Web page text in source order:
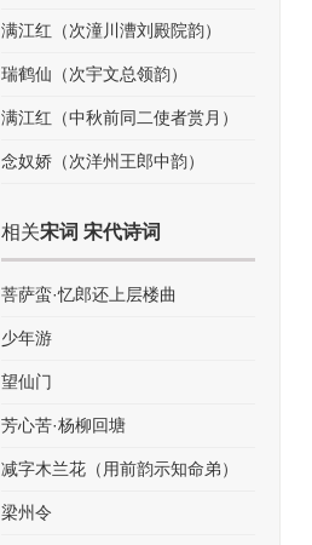
满江红（次潼川漕刘殿院韵）
瑞鹤仙（次宇文总领韵）
满江红（中秋前同二使者赏月）
念奴娇（次洋州王郎中韵）
相关宋词 宋代诗词
菩萨蛮·忆郎还上层楼曲
少年游
望仙门
芳心苦·杨柳回塘
减字木兰花（用前韵示知命弟）
梁州令